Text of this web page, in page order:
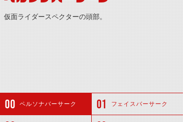
仮面ライダースペクターの頭部。
ペルソナバーサーク フェイスバーサーク